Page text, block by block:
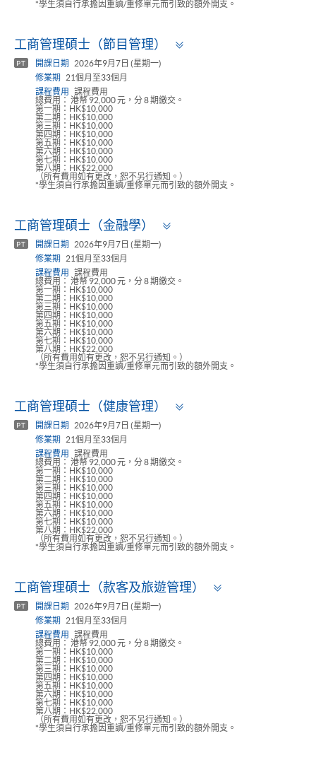
*學生須自行承擔因重讀/重修單元而引致的額外開支。
工商管理碩士（節目管理）
PT 開課日期
2026年9月7日 (星期一)
修業期
21個月至33個月
課程費用
課程費用
總費用： 港幣 92,000 元，分 8 期繳交。
第一期：HK$10,000
第二期：HK$10,000
第三期：HK$10,000
第四期：HK$10,000
第五期：HK$10,000
第六期：HK$10,000
第七期：HK$10,000
第八期：HK$22,000
（所有費用如有更改，恕不另行通知。）
*學生須自行承擔因重讀/重修單元而引致的額外開支。
工商管理碩士（金融學）
PT 開課日期
2026年9月7日 (星期一)
修業期
21個月至33個月
課程費用
課程費用
總費用： 港幣 92,000 元，分 8 期繳交。
第一期：HK$10,000
第二期：HK$10,000
第三期：HK$10,000
第四期：HK$10,000
第五期：HK$10,000
第六期：HK$10,000
第七期：HK$10,000
第八期：HK$22,000
（所有費用如有更改，恕不另行通知。）
*學生須自行承擔因重讀/重修單元而引致的額外開支。
工商管理碩士（健康管理）
PT 開課日期
2026年9月7日 (星期一)
修業期
21個月至33個月
課程費用
課程費用
總費用： 港幣 92,000 元，分 8 期繳交。
第一期：HK$10,000
第二期：HK$10,000
第三期：HK$10,000
第四期：HK$10,000
第五期：HK$10,000
第六期：HK$10,000
第七期：HK$10,000
第八期：HK$22,000
（所有費用如有更改，恕不另行通知。）
*學生須自行承擔因重讀/重修單元而引致的額外開支。
工商管理碩士（款客及旅遊管理）
PT 開課日期
2026年9月7日 (星期一)
修業期
21個月至33個月
課程費用
課程費用
總費用： 港幣 92,000 元，分 8 期繳交。
第一期：HK$10,000
第二期：HK$10,000
第三期：HK$10,000
第四期：HK$10,000
第五期：HK$10,000
第六期：HK$10,000
第七期：HK$10,000
第八期：HK$22,000
（所有費用如有更改，恕不另行通知。）
*學生須自行承擔因重讀/重修單元而引致的額外開支。